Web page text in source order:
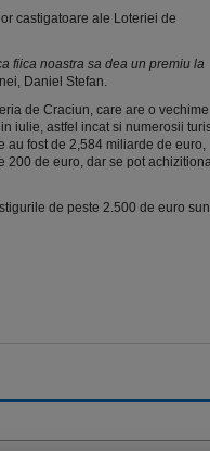
castigatoare ale Loteriei de
fiica noastra sa dea un premiu la
Daniel Stefan.
de Craciun, care are o vechime
iulie, astfel incat si numerosii
au fost de 2,584 miliarde de euro,
200 de euro, dar se pot
de peste 2.500 de euro